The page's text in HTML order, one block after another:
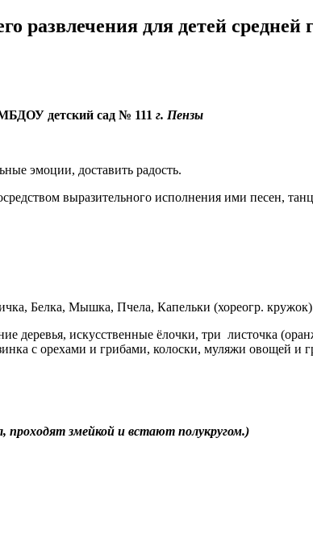
развлечения для детей
детский сад № 111 г. Пензы
эмоции, доставить радость.
выразительного исполнения ими песен,
Белка, Мышка, Пчела, Капельки (хореогр.
деревья, искусственные ёлочки, три листочка
с орехами и грибами, колоски, муляжи овощей и
проходят змейкой и встают полукругом.)